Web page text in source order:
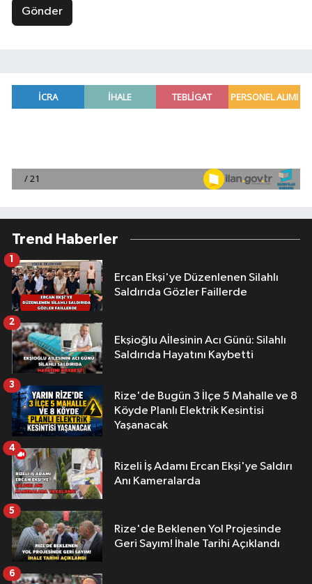
Gönder
Trend Haberler
Ercan Ekşi'ye Düzenlenen Silahlı
Saldırıda Gözler Faillerde
1
Ekşioğlu Aİlesinin Acı Günü: Silahlı
Saldırıda Hayatını Kaybetti
2
Rize'de Bugün 3 İlçe 5 Mahalle ve 8
Köyde Planlı Elektrik Kesintisi
Yaşanacak
3
Rizeli İş Adamı Ercan Ekşi'ye Saldırı
Anı Kameralarda
4
Rize'de Beklenen Yol Projesinde
Geri Sayım! İhale Tarihi Açıklandı
5
6